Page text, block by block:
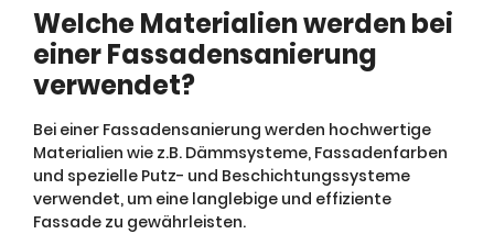
Welche Materialien werden bei
einer Fassadensanierung
verwendet?
Bei einer Fassadensanierung werden hochwertige
Materialien wie z.B. Dämmsysteme, Fassadenfarben
und spezielle Putz- und Beschichtungssysteme
verwendet, um eine langlebige und effiziente
Fassade zu gewährleisten.